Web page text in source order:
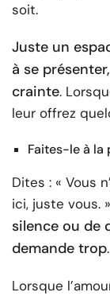
soit.
Juste un
à se
crainte.
leur offrez
Faites-le à la
Dites : « Vous
ici, juste vous. »
silence ou de
demande trop.
Lorsque